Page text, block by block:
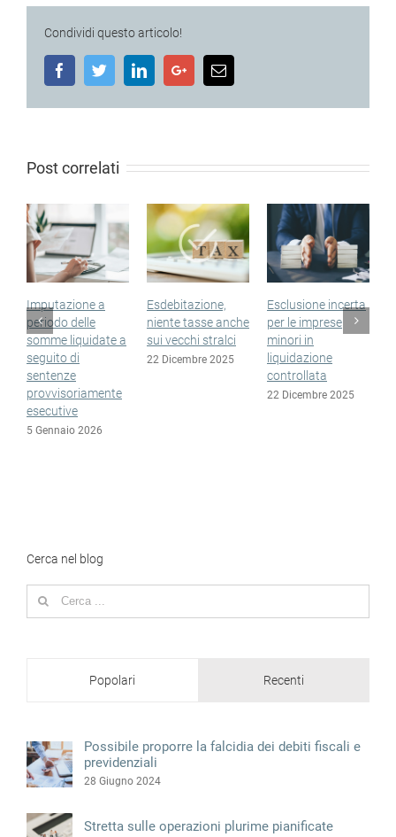
Condividi questo articolo!
FacebookTwitterLinkedInGoogle+Email
Post correlati
Imputazione a
periodo delle
somme liquidate a
seguito di
sentenze
provvisoriamente
esecutive
5 Gennaio 2026
Esdebitazione,
niente tasse anche
sui vecchi stralci
22 Dicembre 2025
Esclusione incerta
per le imprese
minori in
liquidazione
controllata
22 Dicembre 2025
Cerca nel blog
Search
for:
Popolari Recenti
Possibile proporre la falcidia dei debiti fiscali e
previdenziali
28 Giugno 2024
Stretta sulle operazioni plurime pianificate